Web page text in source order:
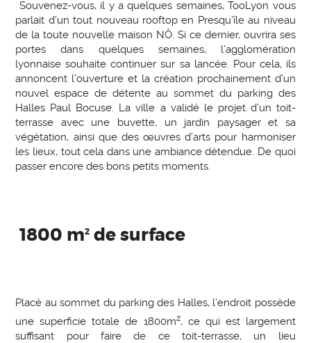
Souvenez-vous, il y a quelques semaines, TooLyon vous
parlait d’un tout nouveau rooftop en Presqu’île au niveau
de la toute nouvelle maison NÔ. Si ce dernier, ouvrira ses
portes dans quelques semaines, l’agglomération
lyonnaise souhaite continuer sur sa lancée. Pour cela, ils
annoncent l’ouverture et la création prochainement d’un
nouvel espace de détente au sommet du parking des
Halles Paul Bocuse. La ville a validé le projet d’un toit-
terrasse avec une buvette, un jardin paysager et sa
végétation, ainsi que des œuvres d’arts pour harmoniser
les lieux, tout cela dans une ambiance détendue. De quoi
passer encore des bons petits moments.
1800 m2 de surface
Placé au sommet du parking des Halles, l’endroit possède
une superficie totale de 1800m2, ce qui est largement
suffisant pour faire de ce toit-terrasse, un lieu